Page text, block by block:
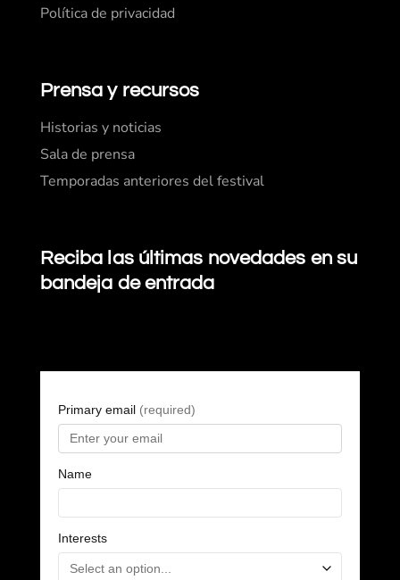
Política de privacidad
Prensa y recursos
Historias y noticias
Sala de prensa
Temporadas anteriores del festival
Reciba las últimas novedades en su
bandeja de entrada